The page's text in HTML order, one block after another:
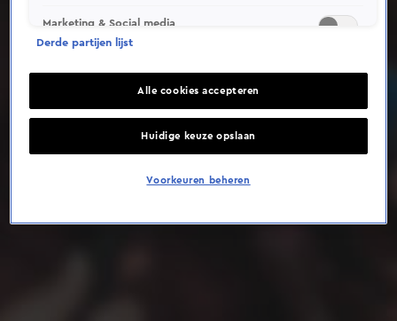
Marketing & Social media
Derde partijen lijst
Alle cookies accepteren
Huidige keuze opslaan
Voorkeuren beheren